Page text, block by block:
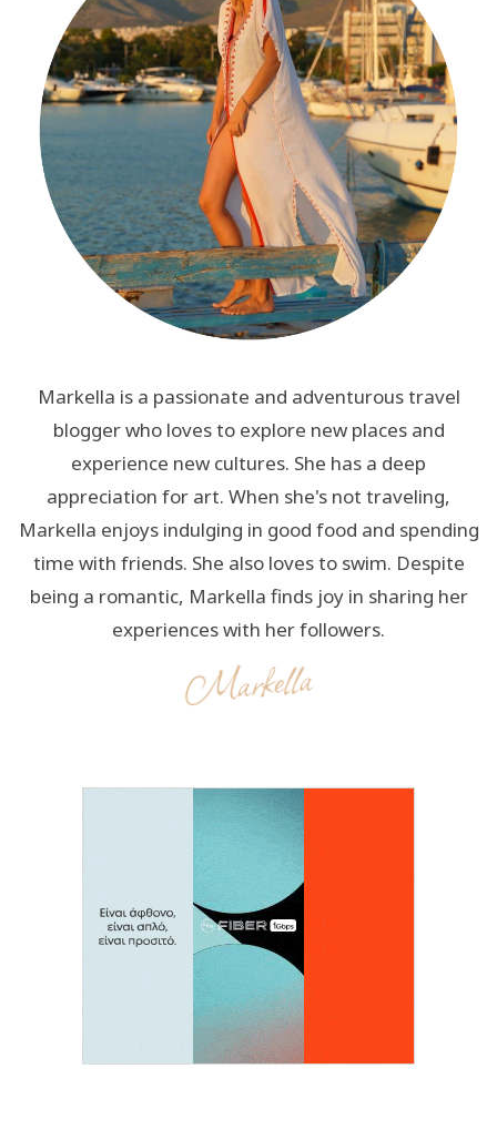
Markella is a passionate and adventurous travel
blogger who loves to explore new places and
experience new cultures. She has a deep
appreciation for art. When she's not traveling,
Markella enjoys indulging in good food and spending
time with friends. She also loves to swim. Despite
being a romantic, Markella finds joy in sharing her
experiences with her followers.